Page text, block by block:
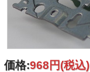
価格:968円(税込)